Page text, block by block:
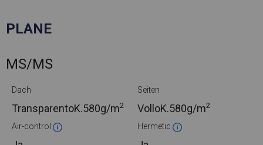
PLANE
MS/MS
Dach
TransparentoK.580g/m2
Seiten
VolloK.580g/m2
Air-control Hermetic